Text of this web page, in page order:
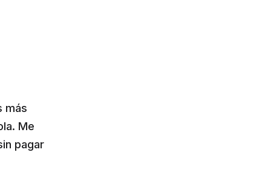
más
Me
pagar